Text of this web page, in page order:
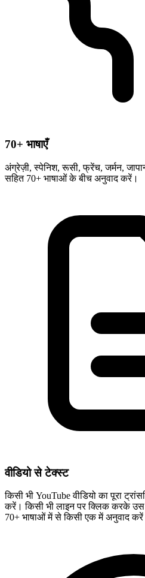
70+ भाषाएँ
अंग्रेज़ी, स्पेनिश, रूसी, फ्रेंच, जर्मन,
सहित 70+ भाषाओं के बीच अनुवाद करें।
वीडियो से टेक्स्ट
किसी भी YouTube वीडियो का पूरा
करें। किसी भी लाइन पर क्लिक करके उस
70+ भाषाओं में से किसी एक में अनुवाद